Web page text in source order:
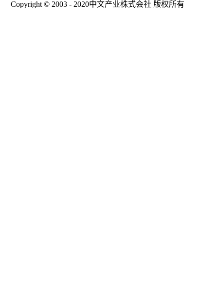
Copyright © 2003 - 2020中文产业株式会社 版权所有